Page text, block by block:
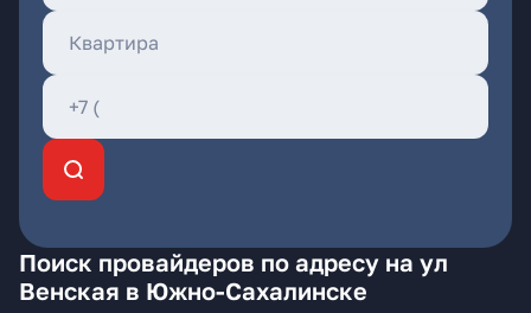
Поиск провайдеров по адресу на ул
Венская в Южно-Сахалинске